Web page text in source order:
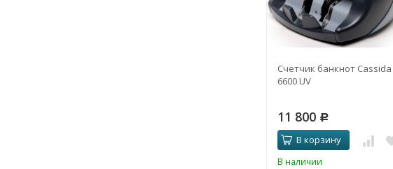
Счетчик банкнот Cassida
6600 UV
11 800 Р
В корзину
В наличии